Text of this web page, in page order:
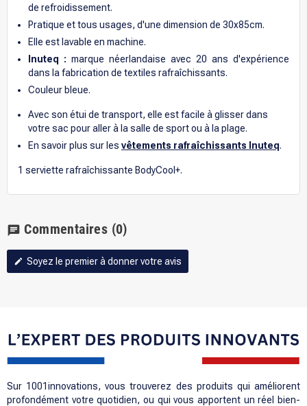
de refroidissement.
Pratique et tous usages, d'une dimension de 30x85cm.
Elle est lavable en machine.
Inuteq : marque néerlandaise avec 20 ans d'expérience
dans la fabrication de textiles rafraîchissants.
Couleur bleue.
Avec son étui de transport, elle est facile à glisser dans
votre sac pour aller à la salle de sport ou à la plage.
En savoir plus sur les vêtements rafraîchissants Inuteq.
1 serviette rafraîchissante BodyCool+.
chat Commentaires (0)
edit Soyez le premier à donner votre avis
Sur 1001innovations, vous trouverez des produits qui améliorent
profondément votre quotidien, ou qui vous apportent un réel bien-